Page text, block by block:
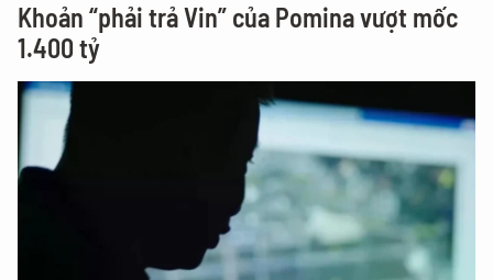
Khoản “phải trả Vin” của Pomina vượt mốc
1.400 tỷ